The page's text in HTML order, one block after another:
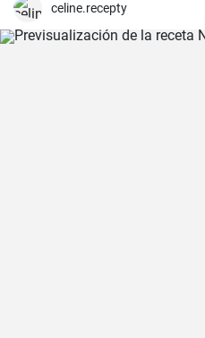
celine.recepty